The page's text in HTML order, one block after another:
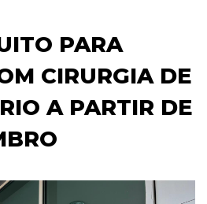
PARA
CIRURGIA DE
A PARTIR DE